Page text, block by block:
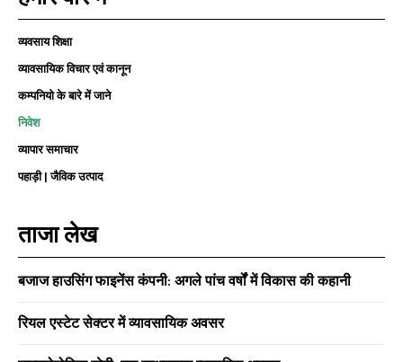
व्यवसाय शिक्षा
व्यावसायिक विचार एवं कानून
कम्पनियो के बारे में जाने
निवेश
व्यापार समाचार
पहाड़ी | जैविक उत्पाद
ताजा लेख
बजाज हाउसिंग फाइनेंस कंपनी: अगले पांच वर्षों में विकास की कहानी
रियल एस्टेट सेक्टर में व्यावसायिक अवसर